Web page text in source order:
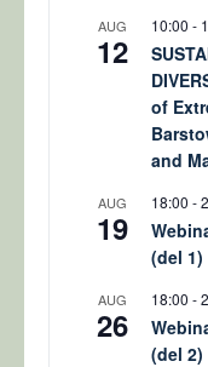
AUG
12
10:00 -
of
and
AUG
19
18:00 -
(del 1)
AUG
26
18:00 -
(del 2)